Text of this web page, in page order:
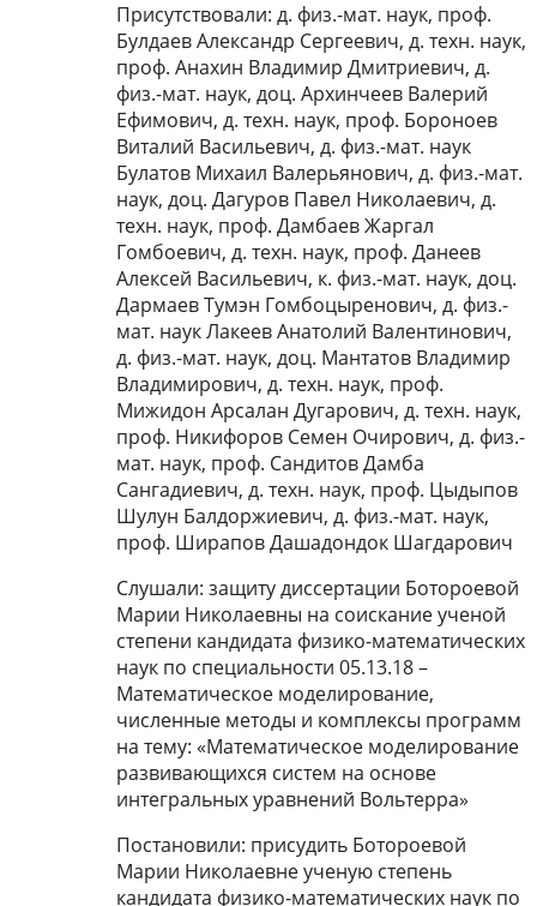
Присутствовали: д. физ.-мат. наук, проф.
Булдаев Александр Сергеевич, д. техн. наук,
проф. Анахин Владимир Дмитриевич, д.
физ.-мат. наук, доц. Архинчеев Валерий
Ефимович, д. техн. наук, проф. Бороноев
Виталий Васильевич, д. физ.-мат. наук
Булатов Михаил Валерьянович, д. физ.-мат.
наук, доц. Дагуров Павел Николаевич, д.
техн. наук, проф. Дамбаев Жаргал
Гомбоевич, д. техн. наук, проф. Данеев
Алексей Васильевич, к. физ.-мат. наук, доц.
Дармаев Тумэн Гомбоцыренович, д. физ.-
мат. наук Лакеев Анатолий Валентинович,
д. физ.-мат. наук, доц. Мантатов Владимир
Владимирович, д. техн. наук, проф.
Мижидон Арсалан Дугарович, д. техн. наук,
проф. Никифоров Семен Очирович, д. физ.-
мат. наук, проф. Сандитов Дамба
Сангадиевич, д. техн. наук, проф. Цыдыпов
Шулун Балдоржиевич, д. физ.-мат. наук,
проф. Ширапов Дашадондок Шагдарович
Слушали: защиту диссертации Ботороевой
Марии Николаевны на соискание ученой
степени кандидата физико-математических
наук по специальности 05.13.18 –
Математическое моделирование,
численные методы и комплексы программ
на тему: «Математическое моделирование
развивающихся систем на основе
интегральных уравнений Вольтерра»
Постановили: присудить Ботороевой
Марии Николаевне ученую степень
кандидата физико-математических наук по